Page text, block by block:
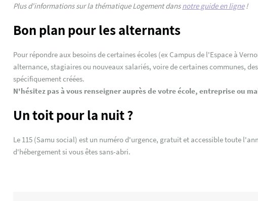
Plus d'informations sur la thématique Logement dansnotre guide en ligne!
Bon plan pour les alternants
Pour répondre aux besoins de certaines écoles (ex Campus de l'Espace à
alternance, stagiaires ou nouveaux salariés, voire de certaines communes,
spécifiquement créées.
N'hésitez pas à vous renseigner auprès de votre école, entreprise ou
Un toit pour la nuit ?
Le 115 (Samu social) est un numéro d'urgence, gratuit et accessible toute
d'hébergement si vous êtes sans-abri.